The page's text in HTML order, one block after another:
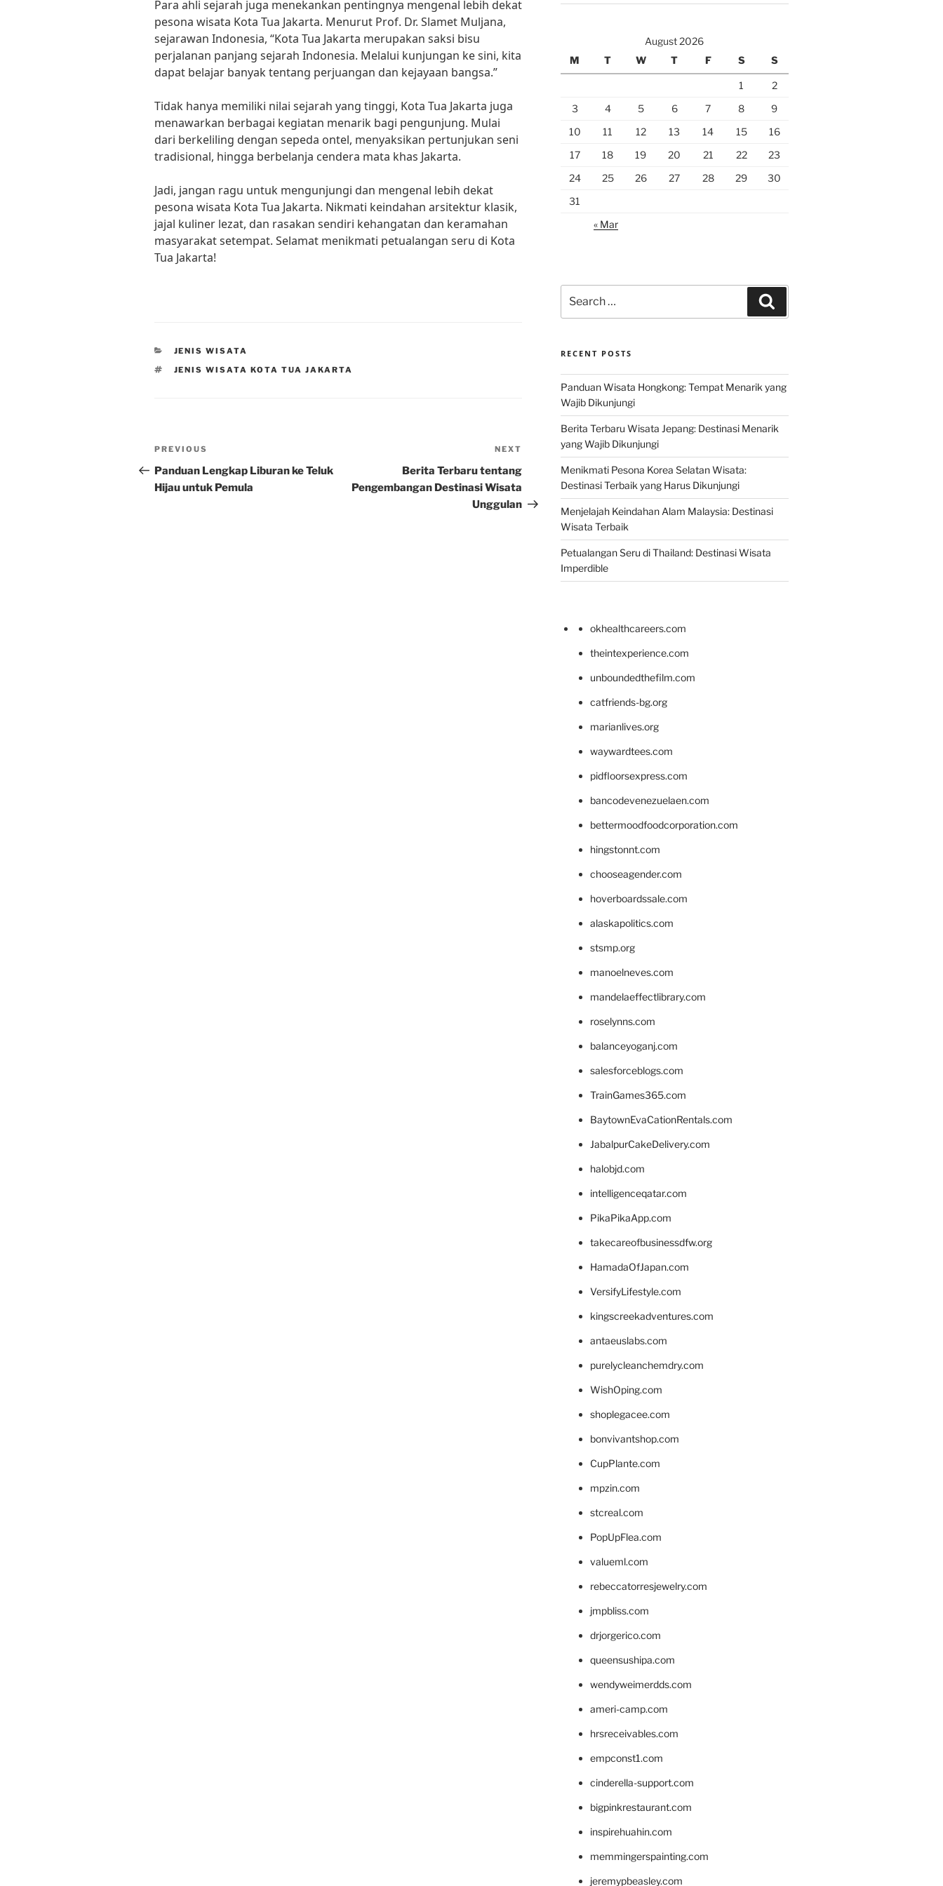
Para ahli sejarah juga menekankan pentingnya mengenal lebih dekat
pesona wisata Kota Tua Jakarta. Menurut Prof. Dr. Slamet Muljana,
sejarawan Indonesia, “Kota Tua Jakarta merupakan saksi bisu
perjalanan panjang sejarah Indonesia. Melalui kunjungan ke sini, kita
dapat belajar banyak tentang perjuangan dan kejayaan bangsa.”
Tidak hanya memiliki nilai sejarah yang tinggi, Kota Tua Jakarta juga
menawarkan berbagai kegiatan menarik bagi pengunjung. Mulai
dari berkeliling dengan sepeda ontel, menyaksikan pertunjukan seni
tradisional, hingga berbelanja cendera mata khas Jakarta.
Jadi, jangan ragu untuk mengunjungi dan mengenal lebih dekat
pesona wisata Kota Tua Jakarta. Nikmati keindahan arsitektur klasik,
jajal kuliner lezat, dan rasakan sendiri kehangatan dan keramahan
masyarakat setempat. Selamat menikmati petualangan seru di Kota
Tua Jakarta!
CATEGORIES
JENIS WISATA
TAGS
JENIS WISATA KOTA TUA JAKARTA
Post
navigation
Previous
Post
PREVIOUS
Panduan Lengkap Liburan ke Teluk
Hijau untuk Pemula
Post
NEXT
Berita Terbaru tentang
Pengembangan Destinasi Wisata
Unggulan
August 2026
M
T W T F S S
1
2
3
4 5 6 7 8
9
10
11 12 13 14 15
16
17
18 19 20 21 22
23
24
25 26 27 28 29
30
31
« Mar
for:
RECENT POSTS
Panduan Wisata Hongkong: Tempat Menarik yang
Wajib Dikunjungi
Berita Terbaru Wisata Jepang: Destinasi Menarik
yang Wajib Dikunjungi
Menikmati Pesona Korea Selatan Wisata:
Destinasi Terbaik yang Harus Dikunjungi
Menjelajah Keindahan Alam Malaysia: Destinasi
Wisata Terbaik
Petualangan Seru di Thailand: Destinasi Wisata
Imperdible
okhealthcareers.com
theintexperience.com
unboundedthefilm.com
catfriends-bg.org
marianlives.org
waywardtees.com
pidfloorsexpress.com
bancodevenezuelaen.com
bettermoodfoodcorporation.com
hingstonnt.com
chooseagender.com
hoverboardssale.com
alaskapolitics.com
stsmp.org
manoelneves.com
mandelaeffectlibrary.com
roselynns.com
balanceyoganj.com
salesforceblogs.com
TrainGames365.com
BaytownEvaCationRentals.com
JabalpurCakeDelivery.com
halobjd.com
intelligenceqatar.com
PikaPikaApp.com
takecareofbusinessdfw.org
HamadaOfJapan.com
VersifyLifestyle.com
kingscreekadventures.com
antaeuslabs.com
purelycleanchemdry.com
WishOping.com
shoplegacee.com
bonvivantshop.com
CupPlante.com
mpzin.com
stcreal.com
PopUpFlea.com
valueml.com
rebeccatorresjewelry.com
jmpbliss.com
drjorgerico.com
queensushipa.com
wendyweimerdds.com
ameri-camp.com
hrsreceivables.com
empconst1.com
cinderella-support.com
bigpinkrestaurant.com
inspirehuahin.com
memmingerspainting.com
jeremypbeasley.com